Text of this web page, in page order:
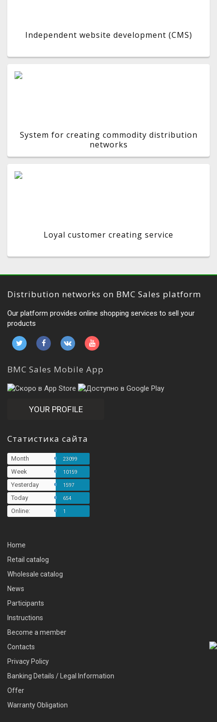
Independent website development (CMS)
System for creating commodity distribution
networks
Loyal customer creating service
Distribution networks on BMC Sales platform
Our platform provides online shopping services to sell your
products
BMC Sales Mobile App
YOUR PROFILE
Статистика сайта
Month 23099
Week 10159
Yesterday 1597
Today 654
Online: 1
Home
Retail catalog
Wholesale catalog
News
Participants
Instructions
Become a member
Contacts
Privacy Policy
Banking Details / Legal Information
Offer
Warranty Obligation